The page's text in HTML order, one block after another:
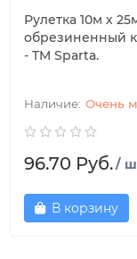
Рулетка 10м х
обрезиненный
- TM Sparta.
Очень
96.70 Руб./
В корзину